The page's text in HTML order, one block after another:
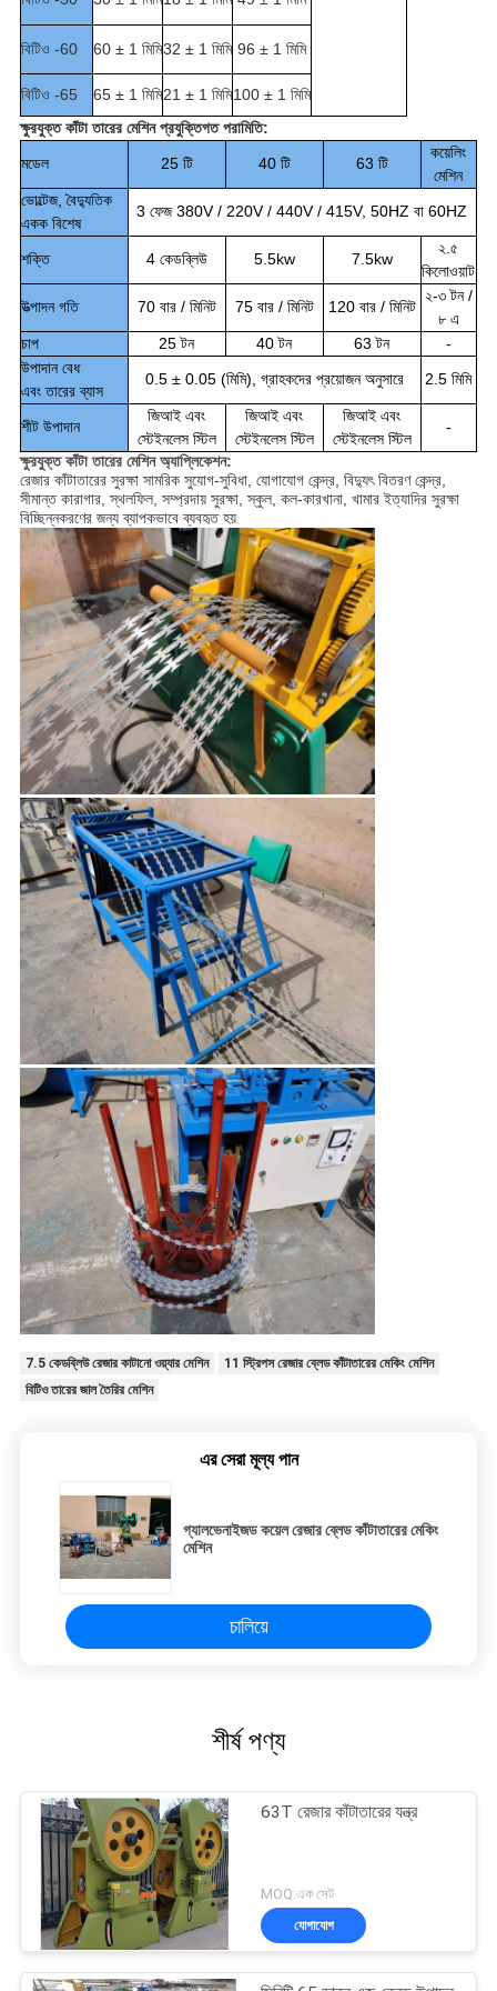
বিটিও -60 60 ± 1 মিমি32 ± 1 মিমি 96 ± 1 মিমি
বিটিও -65 65 ± 1 মিমি21 ± 1 মিমি100 ± 1 মিমি
ক্ষুরযুক্ত কাঁটা তারের মেশিন প্রযুক্তিগত পরামিতি:
মডেল
25 টি 40 টি 63 টি
কয়েলিং
মেশিন
ভোল্টেজ, বৈদ্যুতিক
একক বিশেষ
3 ফেজ 380V / 220V / 440V / 415V, 50HZ বা 60HZ
শক্তি 4 কেডব্লিউ 5.5kw 7.5kw
২.৫
কিলোওয়াট
উত্পাদন গতি
70 বার / মিনিট 75বার / মিনিট 120 বার / মিনিট
২-৩ টন /
৮ এ
চাপ
25 টন 40 টন 63 টন
-
উপাদান বেধ
এবং তারের ব্যাস
0.5 ± 0.05 (মিমি), গ্রাহকদের প্রয়োজন অনুসারে 2.5 মিমি
শীট উপাদান
জিআইএবং
স্টেইনলেস স্টিল
জিআই এবং
স্টেইনলেস স্টিল
জিআই এবং
স্টেইনলেস স্টিল
-
ক্ষুরযুক্ত কাঁটা তারের মেশিন অ্যাপ্লিকেশন:
রেজার কাঁটাতারের সুরক্ষা সামরিক সুযোগ-সুবিধা, যোগাযোগ কেন্দ্র, বিদ্যুৎ বিতরণ কেন্দ্র,
সীমান্ত কারাগার, স্থলফিল, সম্প্রদায় সুরক্ষা, স্কুল, কল-কারখানা, খামার ইত্যাদির সুরক্ষা
বিচ্ছিন্নকরণের জন্য ব্যাপকভাবে ব্যবহৃত হয়
7.5 কেডব্লিউ রেজার কাটানো ওয়্যার মেশিন
11 স্ট্রিপস রেজার ব্লেড কাঁটাতারের মেকিং মেশিন
বিটিও তারের জাল তৈরির মেশিন
এর সেরা মূল্য পান
গ্যালভেনাইজড কয়েল রেজার ব্লেড কাঁটাতারের মেকিং
মেশিন
চালিয়ে
শীর্ষ পণ্য
63T রেজার কাঁটাতারের যন্ত্র
MOQ:এক সেট
যোগাযোগ